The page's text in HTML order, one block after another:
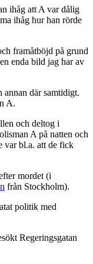
ihåg att A var dålig
ihåg hur han rörde
framåtböjd på grund
enda bild jag har av
annan där samtidigt.
A.
och deltog i
A på natten och
var bl.a. att de fick
mordet (i
från Stockholm).
politik med
Regeringsgatan